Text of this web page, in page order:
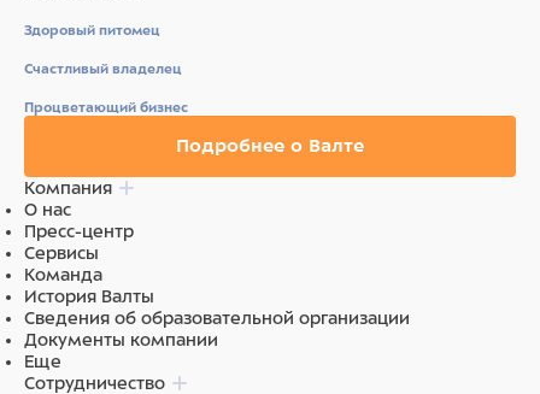
Здоровый питомец
Счастливый владелец
Процветающий бизнес
Подробнее о Валте
Компания
О нас
Пресс-центр
Сервисы
Команда
История Валты
Сведения об образовательной организации
Документы компании
Еще
Сотрудничество